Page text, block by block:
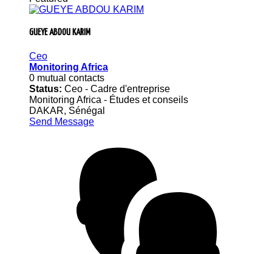
GUEYE ABDOU KARIM
Ceo
Monitoring Africa
0 mutual contacts
Status: Ceo - Cadre d'entreprise
Monitoring Africa - Études et conseils
DAKAR, Sénégal
Send Message